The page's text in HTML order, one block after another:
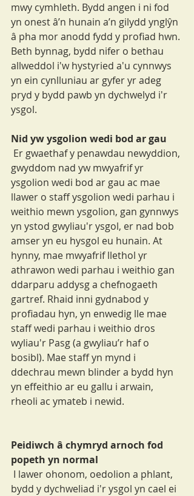
mwy cymhleth. Bydd angen i ni fod
yn onest â’n hunain a’n gilydd ynglŷn
â pha mor anodd fydd y profiad hwn.
Beth bynnag, bydd nifer o bethau
allweddol i'w hystyried a'u cynnwys
yn ein cynlluniau ar gyfer yr adeg
pryd y bydd pawb yn dychwelyd i'r
ysgol.
Nid yw ysgolion wedi bod ar gau
gwyddom nad yw mwyafrif yr
ysgolion wedi bod ar gau ac mae
llawer o staff ysgolion wedi parhau i
weithio mewn ysgolion, gan gynnwys
yn ystod gwyliau'r ysgol, er nad bob
amser yn eu hysgol eu hunain. At
hynny, mae mwyafrif llethol yr
athrawon wedi parhau i weithio gan
ddarparu addysg a chefnogaeth
gartref. Rhaid inni gydnabod y
profiadau hyn, yn enwedig lle mae
staff wedi parhau i weithio dros
wyliau'r Pasg (a gwyliau’r haf o
bosibl). Mae staff yn mynd i
ddechrau mewn blinder a bydd hyn
yn effeithio ar eu gallu i arwain,
rheoli ac ymateb i newid.
Peidiwch â chymryd arnoch fod
popeth yn normal
bydd y dychweliad i'r ysgol yn cael ei